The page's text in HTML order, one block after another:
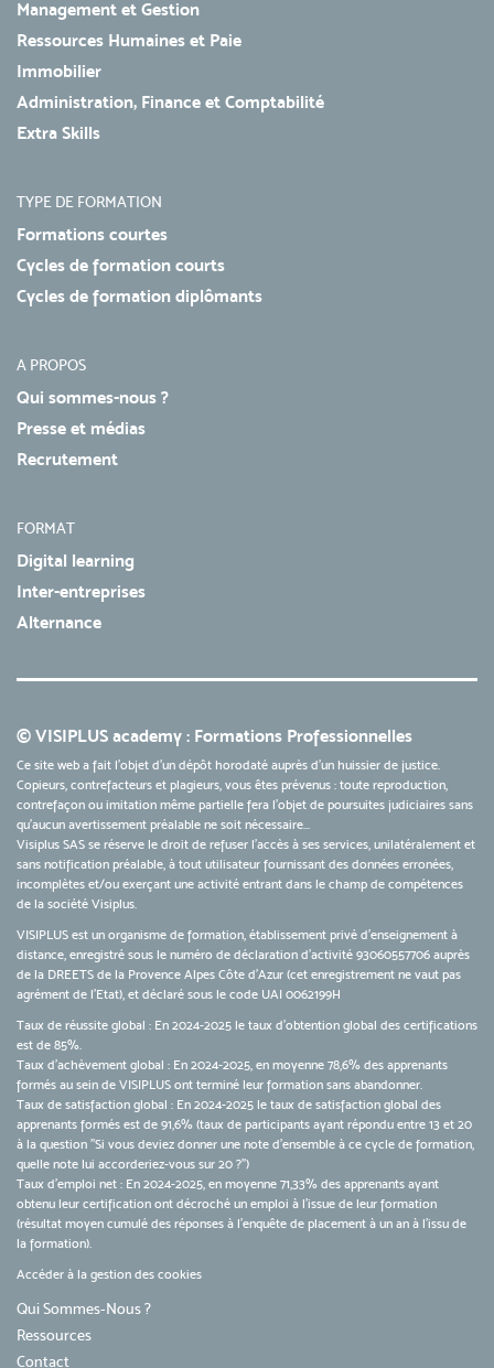
Management et Gestion
Ressources Humaines et Paie
Immobilier
Administration, Finance et Comptabilité
Extra Skills
TYPE DE FORMATION
Formations courtes
Cycles de formation courts
Cycles de formation diplômants
A PROPOS
Qui sommes-nous ?
Presse et médias
Recrutement
FORMAT
Digital learning
Inter-entreprises
Alternance
© VISIPLUS academy : Formations Professionnelles
Ce site web a fait l'objet d'un dépôt horodaté auprès d'un huissier de justice.
Copieurs, contrefacteurs et plagieurs, vous êtes prévenus : toute reproduction,
contrefaçon ou imitation même partielle fera l'objet de poursuites judiciaires sans
qu’aucun avertissement préalable ne soit nécessaire...
Visiplus SAS se réserve le droit de refuser l'accès à ses services, unilatéralement et
sans notification préalable, à tout utilisateur fournissant des données erronées,
incomplètes et/ou exerçant une activité entrant dans le champ de compétences
de la société Visiplus.
VISIPLUS est un organisme de formation, établissement privé d’enseignement à
distance, enregistré sous le numéro de déclaration d’activité 93060557706 auprès
de la DREETS de la Provence Alpes Côte d’Azur (cet enregistrement ne vaut pas
agrément de l’Etat), et déclaré sous le code UAI 0062199H
Taux de réussite global : En 2024-2025 le taux d'obtention global des certifications
est de 85%.
Taux d’achèvement global : En 2024-2025, en moyenne 78,6% des apprenants
formés au sein de VISIPLUS ont terminé leur formation sans abandonner.
Taux de satisfaction global : En 2024-2025 le taux de satisfaction global des
apprenants formés est de 91,6% (taux de participants ayant répondu entre 13 et 20
à la question "Si vous deviez donner une note d’ensemble à ce cycle de formation,
quelle note lui accorderiez-vous sur 20 ?")
Taux d’emploi net : En 2024-2025, en moyenne 71,33% des apprenants ayant
obtenu leur certification ont décroché un emploi à l'issue de leur formation
(résultat moyen cumulé des réponses à l'enquête de placement à un an à l'issu de
la formation).
Accéder à la gestion des cookies
Qui Sommes-Nous ?
Ressources
Contact